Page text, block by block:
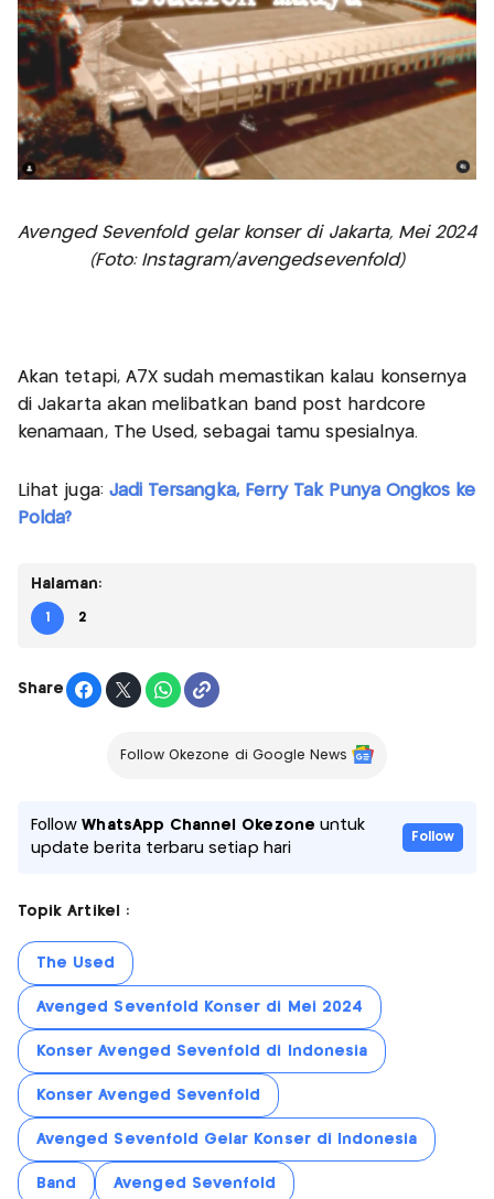
Avenged Sevenfold gelar konser di Jakarta, Mei 2024
(Foto: Instagram/avengedsevenfold)
Akan tetapi, A7X sudah memastikan kalau konsernya
di Jakarta akan melibatkan band post hardcore
kenamaan, The Used, sebagai tamu spesialnya.
Lihat juga: Jadi Tersangka, Ferry Tak Punya Ongkos ke
Polda?
Halaman:
1 2
Share
Follow Okezone di Google News
FollowWhatsApp Channel Okezone untuk
update berita terbaru setiap hari
Follow
Topik Artikel :
The Used
Avenged Sevenfold Konser di Mei 2024
Konser Avenged Sevenfold di Indonesia
Konser Avenged Sevenfold
Avenged Sevenfold Gelar Konser di Indonesia
Band Avenged Sevenfold